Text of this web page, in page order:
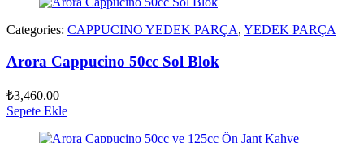
Categories: CAPPUCINO YEDEK PARÇA, YEDEK PARÇA
Arora Cappucino 50cc Sol Blok
₺3,460.00
Sepete Ekle